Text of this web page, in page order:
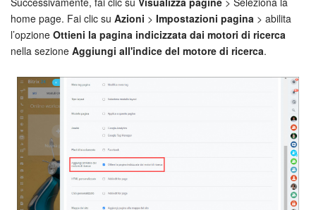
home page. Fai clic su Azioni > Impostazioni pagina > abilita
l’opzione Ottieni la pagina indicizzata dai motori di ricerca
nella sezione Aggiungi all'indice del motore di ricerca.